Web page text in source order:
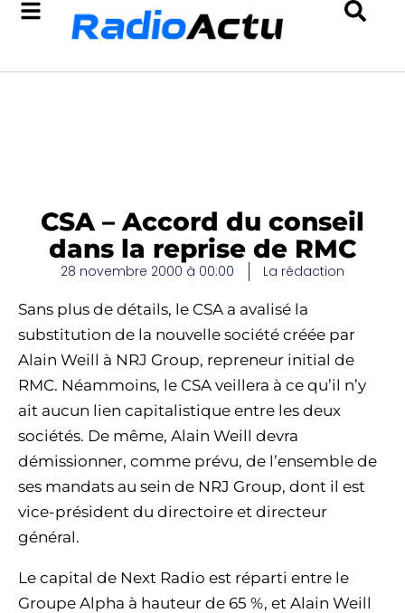
CSA – Accord du conseil
dans la reprise de RMC
28 novembre 2000 à 00:00 La rédaction
Sans plus de détails, le CSA a avalisé la
substitution de la nouvelle société créée par
Alain Weill à NRJ Group, repreneur initial de
RMC. Néammoins, le CSA veillera à ce qu’il n’y
ait aucun lien capitalistique entre les deux
sociétés. De même, Alain Weill devra
démissionner, comme prévu, de l’ensemble de
ses mandats au sein de NRJ Group, dont il est
vice-président du directoire et directeur
général.
Le capital de Next Radio est réparti entre le
Groupe Alpha à hauteur de 65 %, et Alain Weill